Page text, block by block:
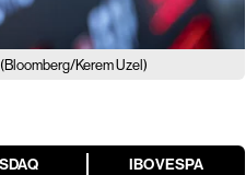
(Bloomberg/Kerem Uzel)
IBOVESPA